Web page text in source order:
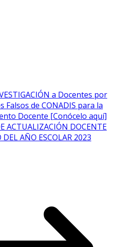
a Docentes por
de CONADIS para la
Docente [Conócelo aquí]
ACTUALIZACIÓN DOCENTE
AÑO ESCOLAR 2023